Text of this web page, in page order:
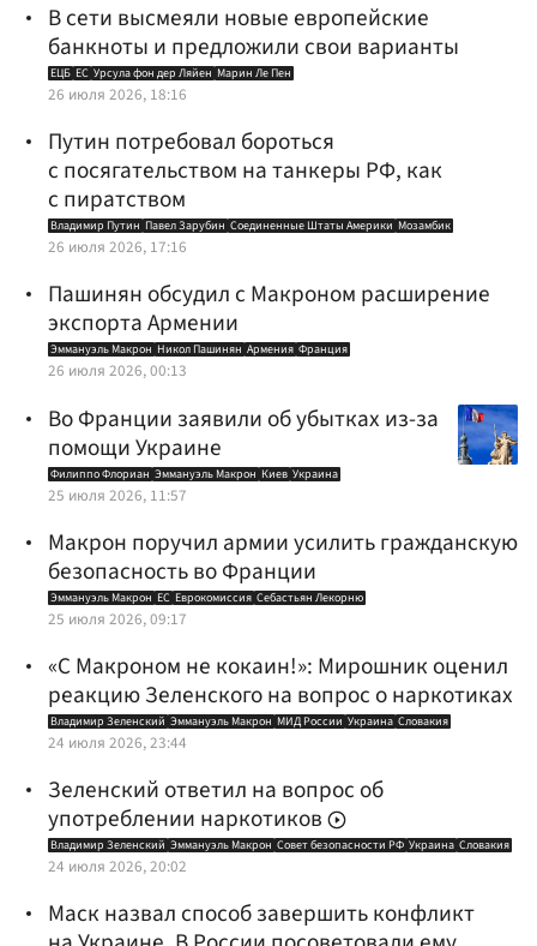
В сети высмеяли новые европейские
банкноты и предложили свои варианты
ЕЦБ ЕС Урсула фон дер Ляйен Марин Ле Пен
26 июля 2026, 18:16
Путин потребовал бороться
с посягательством на танкеры РФ, как
с пиратством
Владимир Путин Павел Зарубин Соединенные Штаты Америки Мозамбик
26 июля 2026, 17:16
Пашинян обсудил с Макроном расширение
экспорта Армении
Эммануэль Макрон Никол Пашинян Армения Франция
26 июля 2026, 00:13
Во Франции заявили об убытках из-за
помощи Украине
Филиппо Флориан Эммануэль Макрон Киев Украина
25 июля 2026, 11:57
Макрон поручил армии усилить гражданскую
безопасность во Франции
Эммануэль Макрон ЕС Еврокомиссия Себастьян Лекорню
25 июля 2026, 09:17
«С Макроном не кокаин!»: Мирошник оценил
реакцию Зеленского на вопрос о наркотиках
Владимир Зеленский Эммануэль Макрон МИД России Украина Словакия
24 июля 2026, 23:44
Зеленский ответил на вопрос об
употреблении наркотиков
Владимир Зеленский Эммануэль Макрон Совет безопасности РФ Украина Словакия
24 июля 2026, 20:02
Маск назвал способ завершить конфликт